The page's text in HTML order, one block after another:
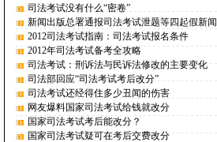
司法考试没有什么“密卷”
新闻出版总署通报司法考试泄题等四起假新闻
2012司法考试指南：司法考试报名条件
2012年司法考试备考全攻略
司法考试：刑诉法与民诉法修改的主要变化
司法部回应“司法考试考后改分”
司法考试还经得住多少丑闻的伤害
网友爆料国家司法考试给钱就改分
国家司法考试考后能改分？
国家司法考试疑可在考后交费改分